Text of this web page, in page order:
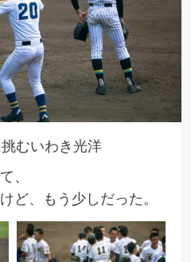
むいわき光洋
、
ど、もう少しだった。